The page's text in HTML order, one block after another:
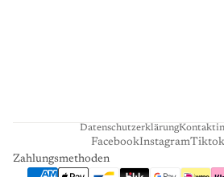
Datenschutzerklärung
FacebookInstagramTiktok
Zahlungsmethoden